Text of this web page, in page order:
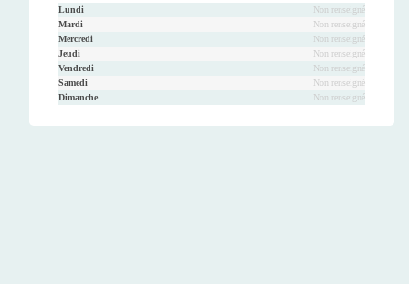
Lundi
Non renseigné
Mardi
Non renseigné
Mercredi
Non renseigné
Jeudi
Non renseigné
Vendredi
Non renseigné
Samedi
Non renseigné
Dimanche
Non renseigné